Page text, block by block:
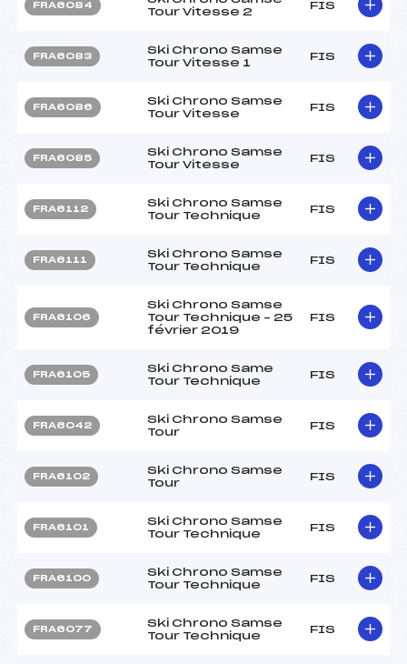
FRA6084
Tour Vitesse 2
FIS
FRA6083
Ski Chrono Samse
Tour Vitesse 1
FIS
FRA6086
Ski Chrono Samse
Tour Vitesse
FIS
FRA6085
Ski Chrono Samse
Tour Vitesse
FIS
FRA6112
Ski Chrono Samse
Tour Technique
FIS
FRA6111
Ski Chrono Samse
Tour Technique
FIS
FRA6106
Ski Chrono Samse
Tour Technique – 25
février 2019
FIS
FRA6105
Ski Chrono Same
Tour Technique
FIS
FRA6042
Ski Chrono Samse
Tour
FIS
FRA6102
Ski Chrono Samse
Tour
FIS
FRA6101
Ski Chrono Samse
Tour Technique
FIS
FRA6100
Ski Chrono Samse
Tour Technique
FIS
FRA6077
Ski Chrono Samse
Tour Technique
FIS